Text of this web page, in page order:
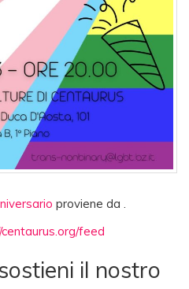
proviene da .
feed
il nostro